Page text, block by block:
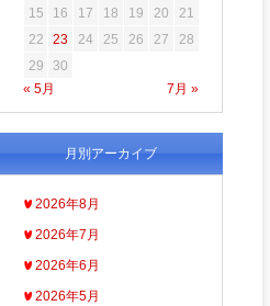
« 5月 7月 »
15
16 17 18 19 20
21
22
23 24 25 26 27
28
29
30
月別アーカイブ
2026年8月
2026年7月
2026年6月
2026年5月